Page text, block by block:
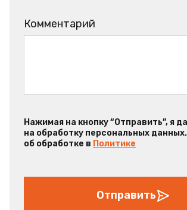
Комментарий
Нажимая на кнопку “Отправить”, я
на обработку персональных
об обработке в Политике
Отправить